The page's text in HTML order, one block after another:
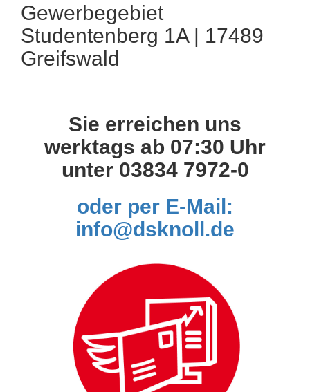
Gewerbegebiet
Studentenberg 1A | 17489
Greifswald
Sie erreichen uns
werktags ab 07:30 Uhr
unter 03834 7972-0
oder per E-Mail:
info@dsknoll.de